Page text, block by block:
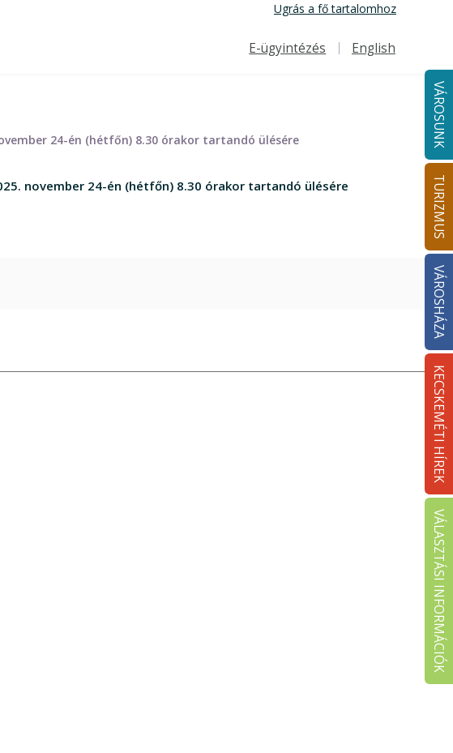
Ugrás a fő tartalomhoz
Felső navigáció
E-ügyintézés English
VÁROSUNK
TURIZMUS
VÁROSHÁZA
KECSKEMÉTI HÍREK
VÁLASZTÁSI INFORMÁCIÓK
24-én (hétfőn) 8.30 órakor tartandó ülésére
november 24-én (hétfőn) 8.30 órakor tartandó ülésére